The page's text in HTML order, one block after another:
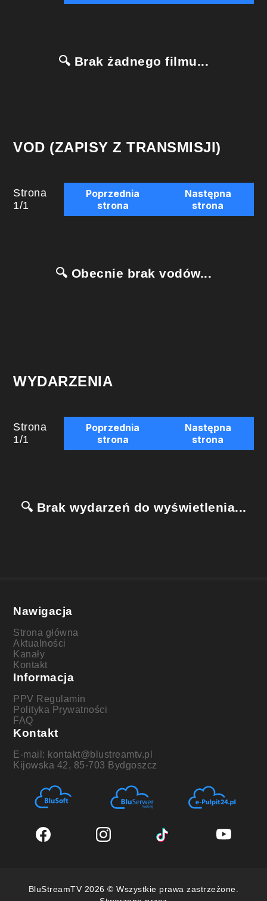
🔍 Brak żadnego filmu...
VOD (ZAPISY Z TRANSMISJI)
Strona
1/1
Poprzednia
strona
Następna
strona
🔍 Obecnie brak vodów...
WYDARZENIA
Strona
1/1
Poprzednia
strona
Następna
strona
🔍 Brak wydarzeń do wyświetlenia...
Nawigacja
Strona główna
Aktualności
Kanały
Kontakt
Informacja
PPV Regulamin
Polityka Prywatności
FAQ
Kontakt
E-mail: kontakt@blustreamtv.pl
Kijowska 42, 85-703 Bydgoszcz
BluStreamTV 2026 © Wszystkie prawa zastrzeżone.